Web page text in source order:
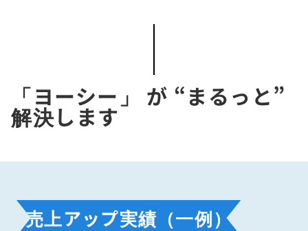
「ヨーシー」 が “まるっと”
解決します
売上アップ実績（一例）